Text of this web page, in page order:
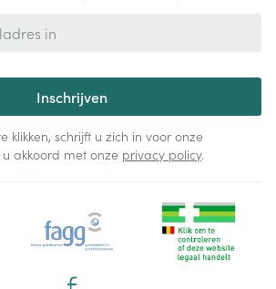
Inschrijven
klikken, schrijft u zich in voor onze
akkoord met onze privacy policy.